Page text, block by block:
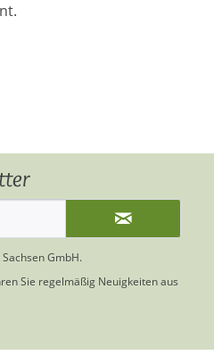
Sachsen GmbH.
Sie regelmäßig Neuigkeiten aus